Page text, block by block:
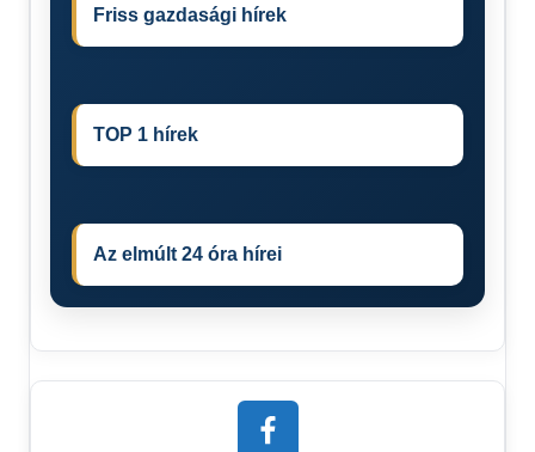
Friss gazdasági hírek
TOP 1 hírek
Az elmúlt 24 óra hírei